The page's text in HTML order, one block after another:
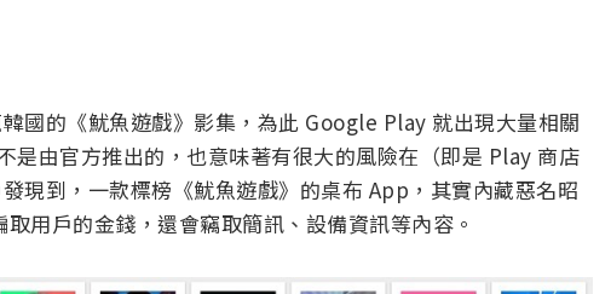
國的《魷魚遊戲》影集，為此 Google Play 就出現大量相關
是由官方推出的，也意味著有很大的風險在（即是 Play 商店
現到，一款標榜《魷魚遊戲》的桌布 App，其實內藏惡名昭
用戶的金錢，還會竊取簡訊、設備資訊等內容。